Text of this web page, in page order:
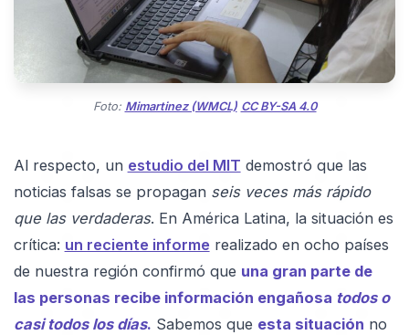
Foto: Mimartinez (WMCL) CC BY-SA 4.0
Al respecto, un estudio del MIT demostró que las
noticias falsas se propagan seis veces más rápido
que las verdaderas. En América Latina, la situación es
crítica: un reciente informe realizado en ocho países
de nuestra región confirmó que una gran parte de
las personas recibe información engañosa todos o
casi todos los días. Sabemos que esta situación no